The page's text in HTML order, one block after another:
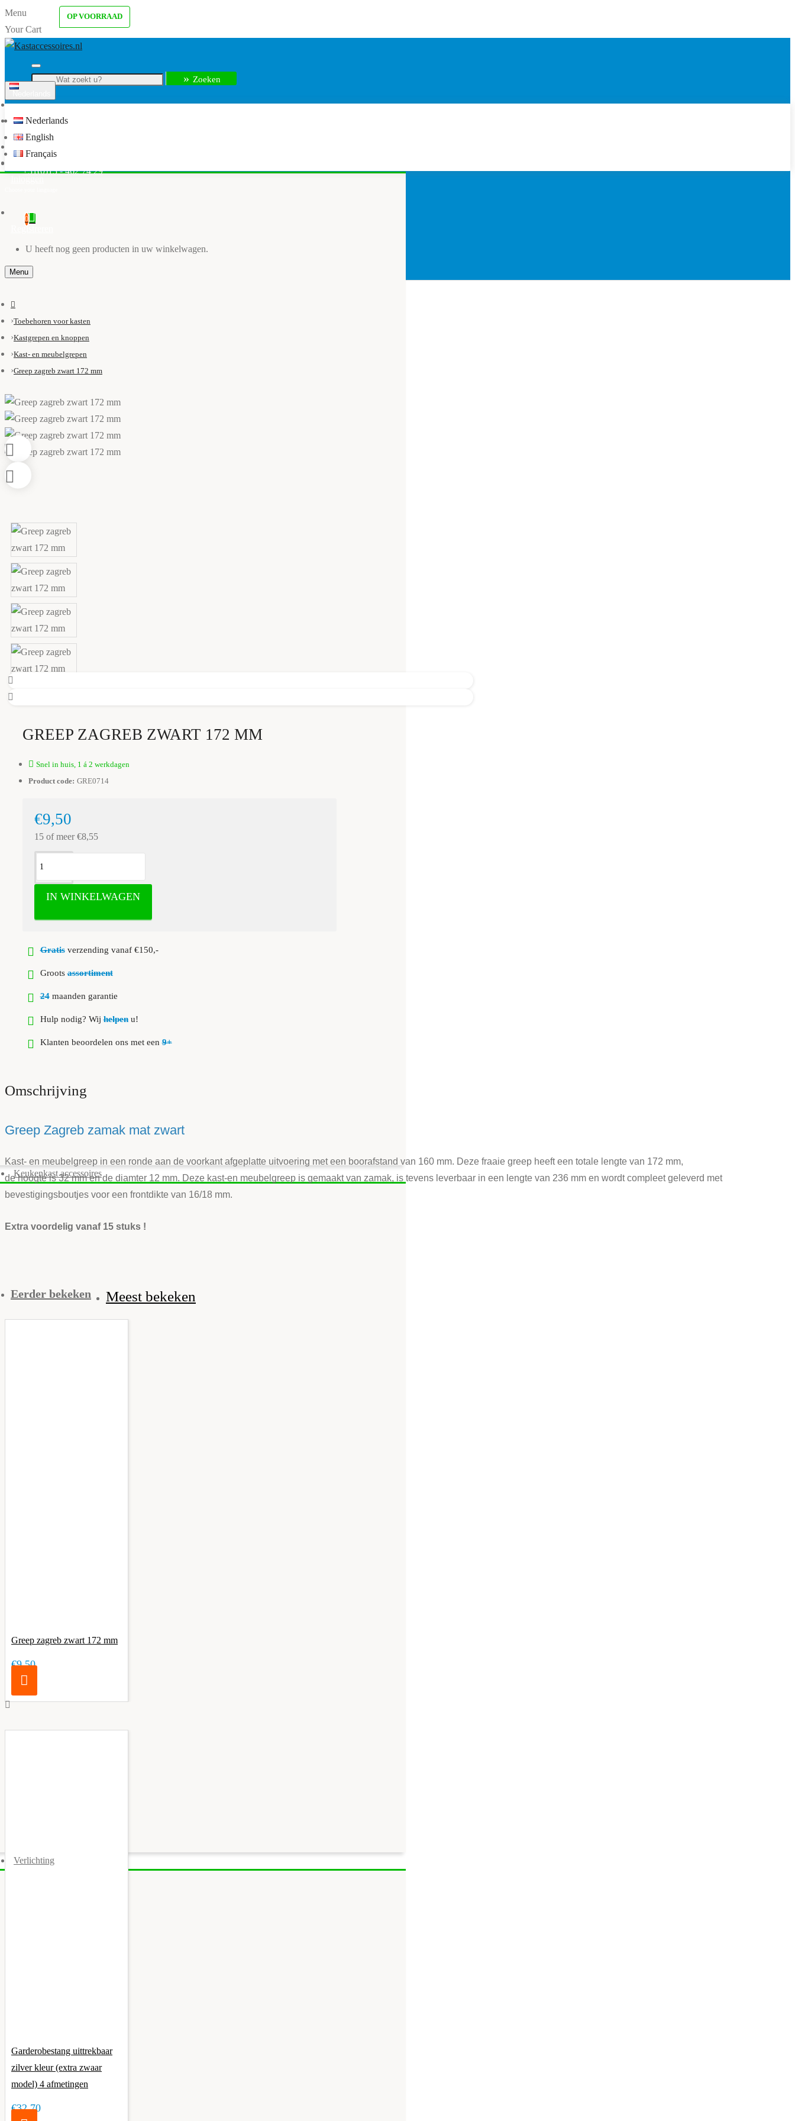
Menu
Your Cart
Zoeken
Nederlands
English
Français
info@kastaccessoires.nl
+31(0)13 - 462 74 29
0
U heeft nog geen producten in uw winkelwagen.
Menu
Keukenkast accessoires
Verlichting
Registreren
Menu
Toebehoren voor kasten
Kastgrepen en knoppen
Kast- en meubelgrepen
Greep zagreb zwart 172 mm
OP VOORRAAD
GREEP ZAGREB ZWART 172 MM
Snel in huis, 1 á 2 werkdagen
Product code: GRE0714
€9,50
15 of meer €8,55
IN WINKELWAGEN
Gratisverzending vanaf €150,-
Grootsassortiment
24maanden garantie
Hulp nodig? Wijhelpenu!
Klanten beoordelen ons met een9+
Omschrijving
Greep Zagreb zamak mat zwart
Kast- en meubelgreep in een ronde aan de voorkant afgeplatte uitvoering met een boorafstand van 160 mm. Deze fraaie greep heeft een totale lengte van 172 mm,
de hoogte is 32 mm en de diamter 12 mm. Deze kast-en meubelgreep is gemaakt van zamak, is tevens leverbaar in een lengte van 236 mm en wordt compleet geleverd met
bevestigingsboutjes voor een frontdikte van 16/18 mm.
Extra voordelig vanaf 15 stuks !
Eerder bekeken Meest bekeken
Greep zagreb zwart 172 mm
€9,50
Garderobestang uittrekbaar
zilver kleur (extra zwaar
model) 4 afmetingen
€32,70